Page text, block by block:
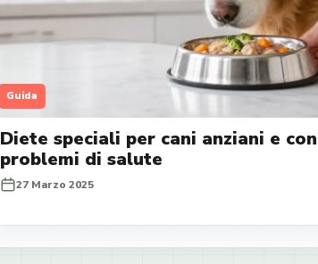
Guida
Diete speciali per cani anziani e con
problemi di salute
27 Marzo 2025